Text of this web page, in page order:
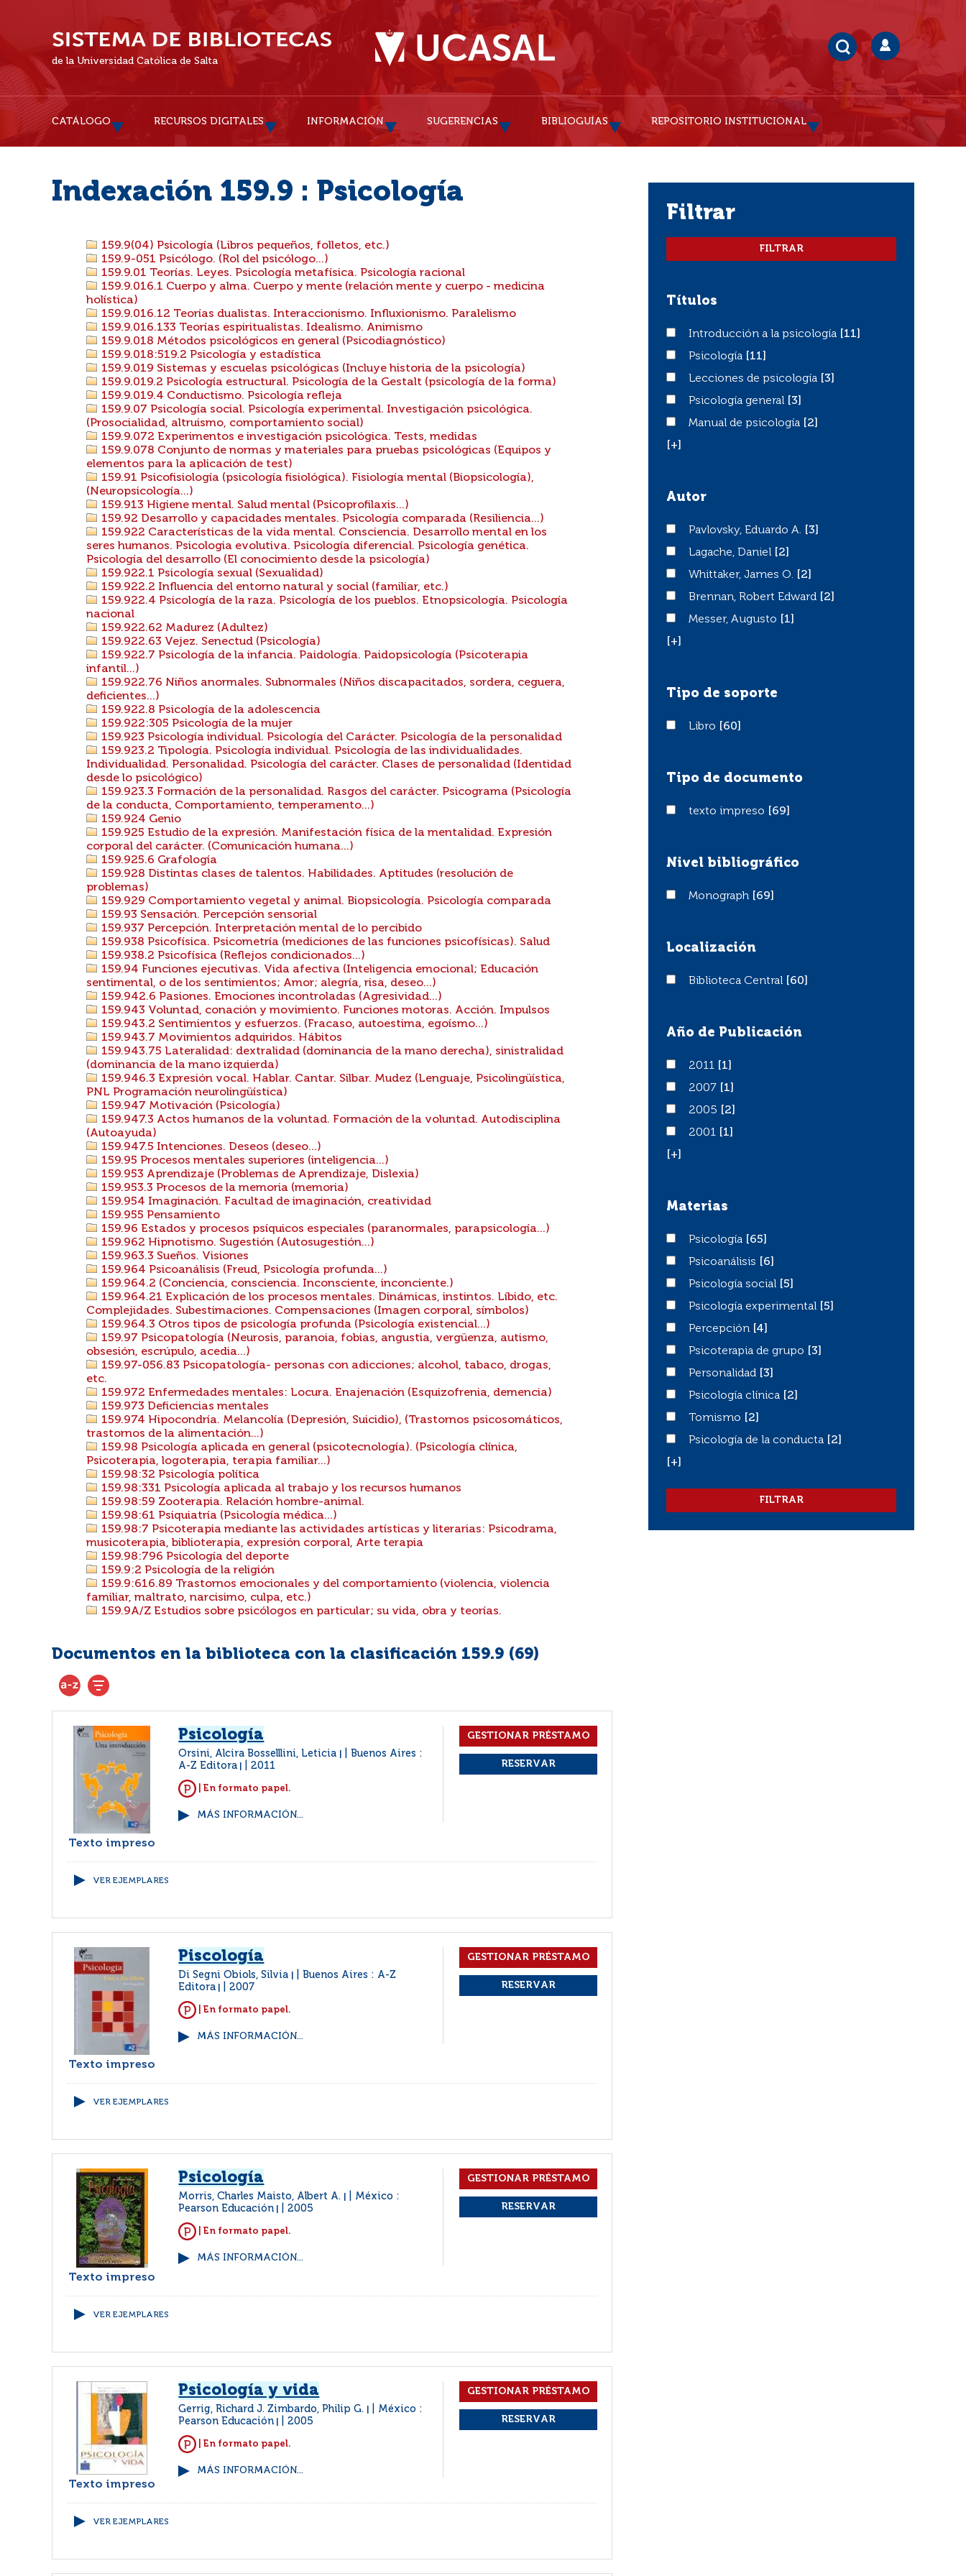
de la Universidad Católica de Salta
CATÁLOGO RECURSOS DIGITALES INFORMACIÓN SUGERENCIAS BIBLIOGUÍAS REPOSITORIO INSTITUCIONAL
Indexación 159.9 : Psicología
159.9(04) Psicología (Libros pequeños, folletos, etc.)
159.9-051 Psicólogo. (Rol del psicólogo...)
159.9.01 Teorías. Leyes. Psicología metafísica. Psicología racional
159.9.016.1 Cuerpo y alma. Cuerpo y mente (relación mente y cuerpo - medicina
holística)
159.9.016.12 Teorías dualistas. Interaccionismo. Influxionismo. Paralelismo
159.9.016.133 Teorías espiritualistas. Idealismo. Animismo
159.9.018 Métodos psicológicos en general (Psicodiagnóstico)
159.9.018:519.2 Psicología y estadística
159.9.019 Sistemas y escuelas psicológicas (Incluye historia de la psicología)
159.9.019.2 Psicología estructural. Psicología de la Gestalt (psicología de la forma)
159.9.019.4 Conductismo. Psicología refleja
159.9.07 Psicología social. Psicología experimental. Investigación psicológica.
(Prosocialidad, altruismo, comportamiento social)
159.9.072 Experimentos e investigación psicológica. Tests, medidas
159.9.078 Conjunto de normas y materiales para pruebas psicológicas (Equipos y
elementos para la aplicación de test)
159.91 Psicofisiología (psicología fisiológica). Fisiología mental (Biopsicología),
(Neuropsicología...)
159.913 Higiene mental. Salud mental (Psicoprofilaxis...)
159.92 Desarrollo y capacidades mentales. Psicología comparada (Resiliencia...)
159.922 Características de la vida mental. Consciencia. Desarrollo mental en los
seres humanos. Psicologia evolutiva. Psicología diferencial. Psicología genética.
Psicología del desarrollo (El conocimiento desde la psicología)
159.922.1 Psicología sexual (Sexualidad)
159.922.2 Influencia del entorno natural y social (familiar, etc.)
159.922.4 Psicología de la raza. Psicología de los pueblos. Etnopsicología. Psicología
nacional
159.922.62 Madurez (Adultez)
159.922.63 Vejez. Senectud (Psicología)
159.922.7 Psicología de la infancia. Paidología. Paidopsicología (Psicoterapia
infantil...)
159.922.76 Niños anormales. Subnormales (Niños discapacitados, sordera, ceguera,
deficientes...)
159.922.8 Psicología de la adolescencia
159.922:305 Psicología de la mujer
159.923 Psicología individual. Psicología del Carácter. Psicología de la personalidad
159.923.2 Tipología. Psicología individual. Psicología de las individualidades.
Individualidad. Personalidad. Psicología del carácter. Clases de personalidad (Identidad
desde lo psicológico)
159.923.3 Formación de la personalidad. Rasgos del carácter. Psicograma (Psicología
de la conducta, Comportamiento, temperamento...)
159.924 Genio
159.925 Estudio de la expresión. Manifestación física de la mentalidad. Expresión
corporal del carácter. (Comunicación humana...)
159.925.6 Grafología
159.928 Distintas clases de talentos. Habilidades. Aptitudes (resolución de
problemas)
159.929 Comportamiento vegetal y animal. Biopsicología. Psicología comparada
159.93 Sensación. Percepción sensorial
159.937 Percepción. Interpretación mental de lo percibido
159.938 Psicofísica. Psicometría (mediciones de las funciones psicofísicas). Salud
159.938.2 Psicofísica (Reflejos condicionados...)
159.94 Funciones ejecutivas. Vida afectiva (Inteligencia emocional; Educación
sentimental, o de los sentimientos; Amor; alegría, risa, deseo...)
159.942.6 Pasiones. Emociones incontroladas (Agresividad...)
159.943 Voluntad, conación y movimiento. Funciones motoras. Acción. Impulsos
159.943.2 Sentimientos y esfuerzos. (Fracaso, autoestima, egoísmo...)
159.943.7 Movimientos adquiridos. Hábitos
159.943.75 Lateralidad: dextralidad (dominancia de la mano derecha), sinistralidad
(dominancia de la mano izquierda)
159.946.3 Expresión vocal. Hablar. Cantar. Silbar. Mudez (Lenguaje, Psicolingüística,
PNL Programación neurolingüística)
159.947 Motivación (Psicología)
159.947.3 Actos humanos de la voluntad. Formación de la voluntad. Autodisciplina
(Autoayuda)
159.947.5 Intenciones. Deseos (deseo...)
159.95 Procesos mentales superiores (inteligencia...)
159.953 Aprendizaje (Problemas de Aprendizaje, Dislexia)
159.953.3 Procesos de la memoria (memoria)
159.954 Imaginación. Facultad de imaginación, creatividad
159.955 Pensamiento
159.96 Estados y procesos psíquicos especiales (paranormales, parapsicología...)
159.962 Hipnotismo. Sugestión (Autosugestión...)
159.963.3 Sueños. Visiones
159.964 Psicoanálisis (Freud, Psicología profunda...)
159.964.2 (Conciencia, consciencia. Inconsciente, inconciente.)
159.964.21 Explicación de los procesos mentales. Dinámicas, instintos. Líbido, etc.
Complejidades. Subestimaciones. Compensaciones (Imagen corporal, símbolos)
159.964.3 Otros tipos de psicología profunda (Psicología existencial...)
159.97 Psicopatología (Neurosis, paranoia, fobias, angustia, vergüenza, autismo,
obsesión, escrúpulo, acedia...)
159.97-056.83 Psicopatología- personas con adicciones; alcohol, tabaco, drogas,
etc.
159.972 Enfermedades mentales: Locura. Enajenación (Esquizofrenia, demencia)
159.973 Deficiencias mentales
159.974 Hipocondría. Melancolía (Depresión, Suicidio), (Trastornos psicosomáticos,
trastornos de la alimentación...)
159.98 Psicología aplicada en general (psicotecnología). (Psicología clínica,
Psicoterapia, logoterapia, terapia familiar...)
159.98:32 Psicología política
159.98:331 Psicología aplicada al trabajo y los recursos humanos
159.98:59 Zooterapia. Relación hombre-animal.
159.98:61 Psiquiatría (Psicología médica...)
159.98:7 Psicoterapia mediante las actividades artísticas y literarias: Psicodrama,
musicoterapia, biblioterapia, expresión corporal, Arte terapia
159.98:796 Psicología del deporte
159.9:2 Psicología de la religión
159.9:616.89 Trastornos emocionales y del comportamiento (violencia, violencia
familiar, maltrato, narcisimo, culpa, etc.)
159.9A/Z Estudios sobre psicólogos en particular; su vida, obra y teorías.
Documentos en la biblioteca con la clasificación 159.9 (69)
Texto impreso
Psicología
Orsini, Alcira Bosselllini, Leticia
Buenos Aires :
A-Z Editora
2011
| En formato papel.
MÁS INFORMACIÓN...
VER EJEMPLARES
Texto impreso
Piscología
Di Segni Obiols, Silvia
Buenos Aires : A-Z
Editora
2007
| En formato papel.
MÁS INFORMACIÓN...
VER EJEMPLARES
Texto impreso
Psicología
Morris, Charles Maisto, Albert A.
México :
Pearson Educación
2005
| En formato papel.
MÁS INFORMACIÓN...
VER EJEMPLARES
Texto impreso
Psicología y vida
Gerrig, Richard J. Zimbardo, Philip G.
México :
Pearson Educación
2005
| En formato papel.
MÁS INFORMACIÓN...
VER EJEMPLARES
filtrar
Títulos
Introducción a la psicología
Introducción a la psicología
[11]
Psicología
Psicología
[11]
Lecciones de psicología
Lecciones de psicología
[3]
Psicología general
Psicología general
[3]
Manual de psicología
Manual de psicología
[2]
[+]
Autor
Pavlovsky, Eduardo A.
Pavlovsky, Eduardo A.
[3]
Lagache, Daniel
Lagache, Daniel
[2]
Whittaker, James O.
Whittaker, James O.
[2]
Brennan, Robert Edward
Brennan, Robert Edward
[2]
Messer, Augusto
Messer, Augusto
[1]
[+]
Tipo de soporte
LibroLibro [60]
Tipo de documento
texto impreso
texto impreso [69]
Nivel bibliográfico
Monograph
Monograph [69]
Localización
Biblioteca Central
Biblioteca Central [60]
Año de Publicación
20112011
[1]
20072007
[1]
20052005
[2]
20012001
[1]
[+]
Materias
Psicología
Psicología
[65]
Psicoanálisis
Psicoanálisis
[6]
Psicología social
Psicología social
[5]
Psicología experimental
Psicología experimental
[5]
Percepción
Percepción
[4]
Psicoterapia de grupo
Psicoterapia de grupo
[3]
Personalidad
Personalidad
[3]
Psicología clínica
Psicología clínica
[2]
Tomismo
Tomismo
[2]
Psicología de la conducta
Psicología de la conducta
[2]
[+]